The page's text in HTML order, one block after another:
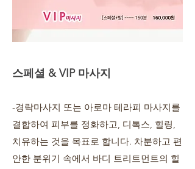
스페셜 & VIP 마사지
-경락마사지 또는 아로마 테라피 마사지를
결합하여 피부를 정화하고, 디톡스, 힐링,
치유하는 것을 목표로 합니다. 차분하고 편
안한 분위기 속에서 바디 트리트먼트의 힐